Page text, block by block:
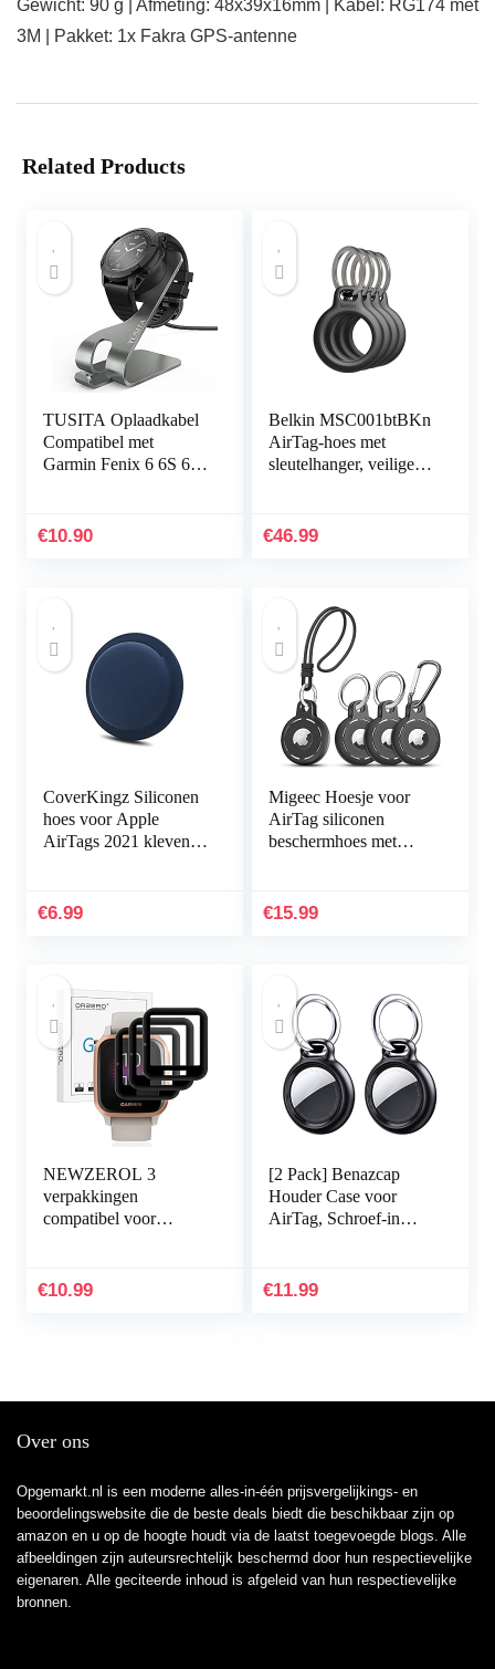
Gewicht: 90 g | Afmeting: 48x39x16mm | Kabel: RG174 met
3M | Pakket: 1x Fakra GPS-antenne
Related Products
TUSITA Oplaadkabel
Compatibel met
Garmin Fenix 6 6S 6X
45S
€10.90
Belkin MSC001btBKn
AirTag-hoes met
sleutelhanger, veilige
accessoire met…
€46.99
CoverKingz Siliconen
hoes voor Apple
AirTags 2021 klevend
airtag sticker…
€6.99
Migeec Hoesje voor
AirTag siliconen
beschermhoes met
Lanyard, veiligheid
€15.99
NEWZEROL 3
verpakkingen
compatibel voor
Music Screen Protector,
€10.99
[2 Pack] Benazcap
Houder Case voor
AirTag, Schroef-in
Sleutelhanger
€11.99
Over ons
Opgemarkt.nl is een moderne alles-in-één prijsvergelijkings- en
beoordelingswebsite die de beste deals biedt die beschikbaar zijn op
amazon en u op de hoogte houdt via de laatst toegevoegde blogs. Alle
afbeeldingen zijn auteursrechtelijk beschermd door hun respectievelijke
eigenaren. Alle geciteerde inhoud is afgeleid van hun respectievelijke
bronnen.